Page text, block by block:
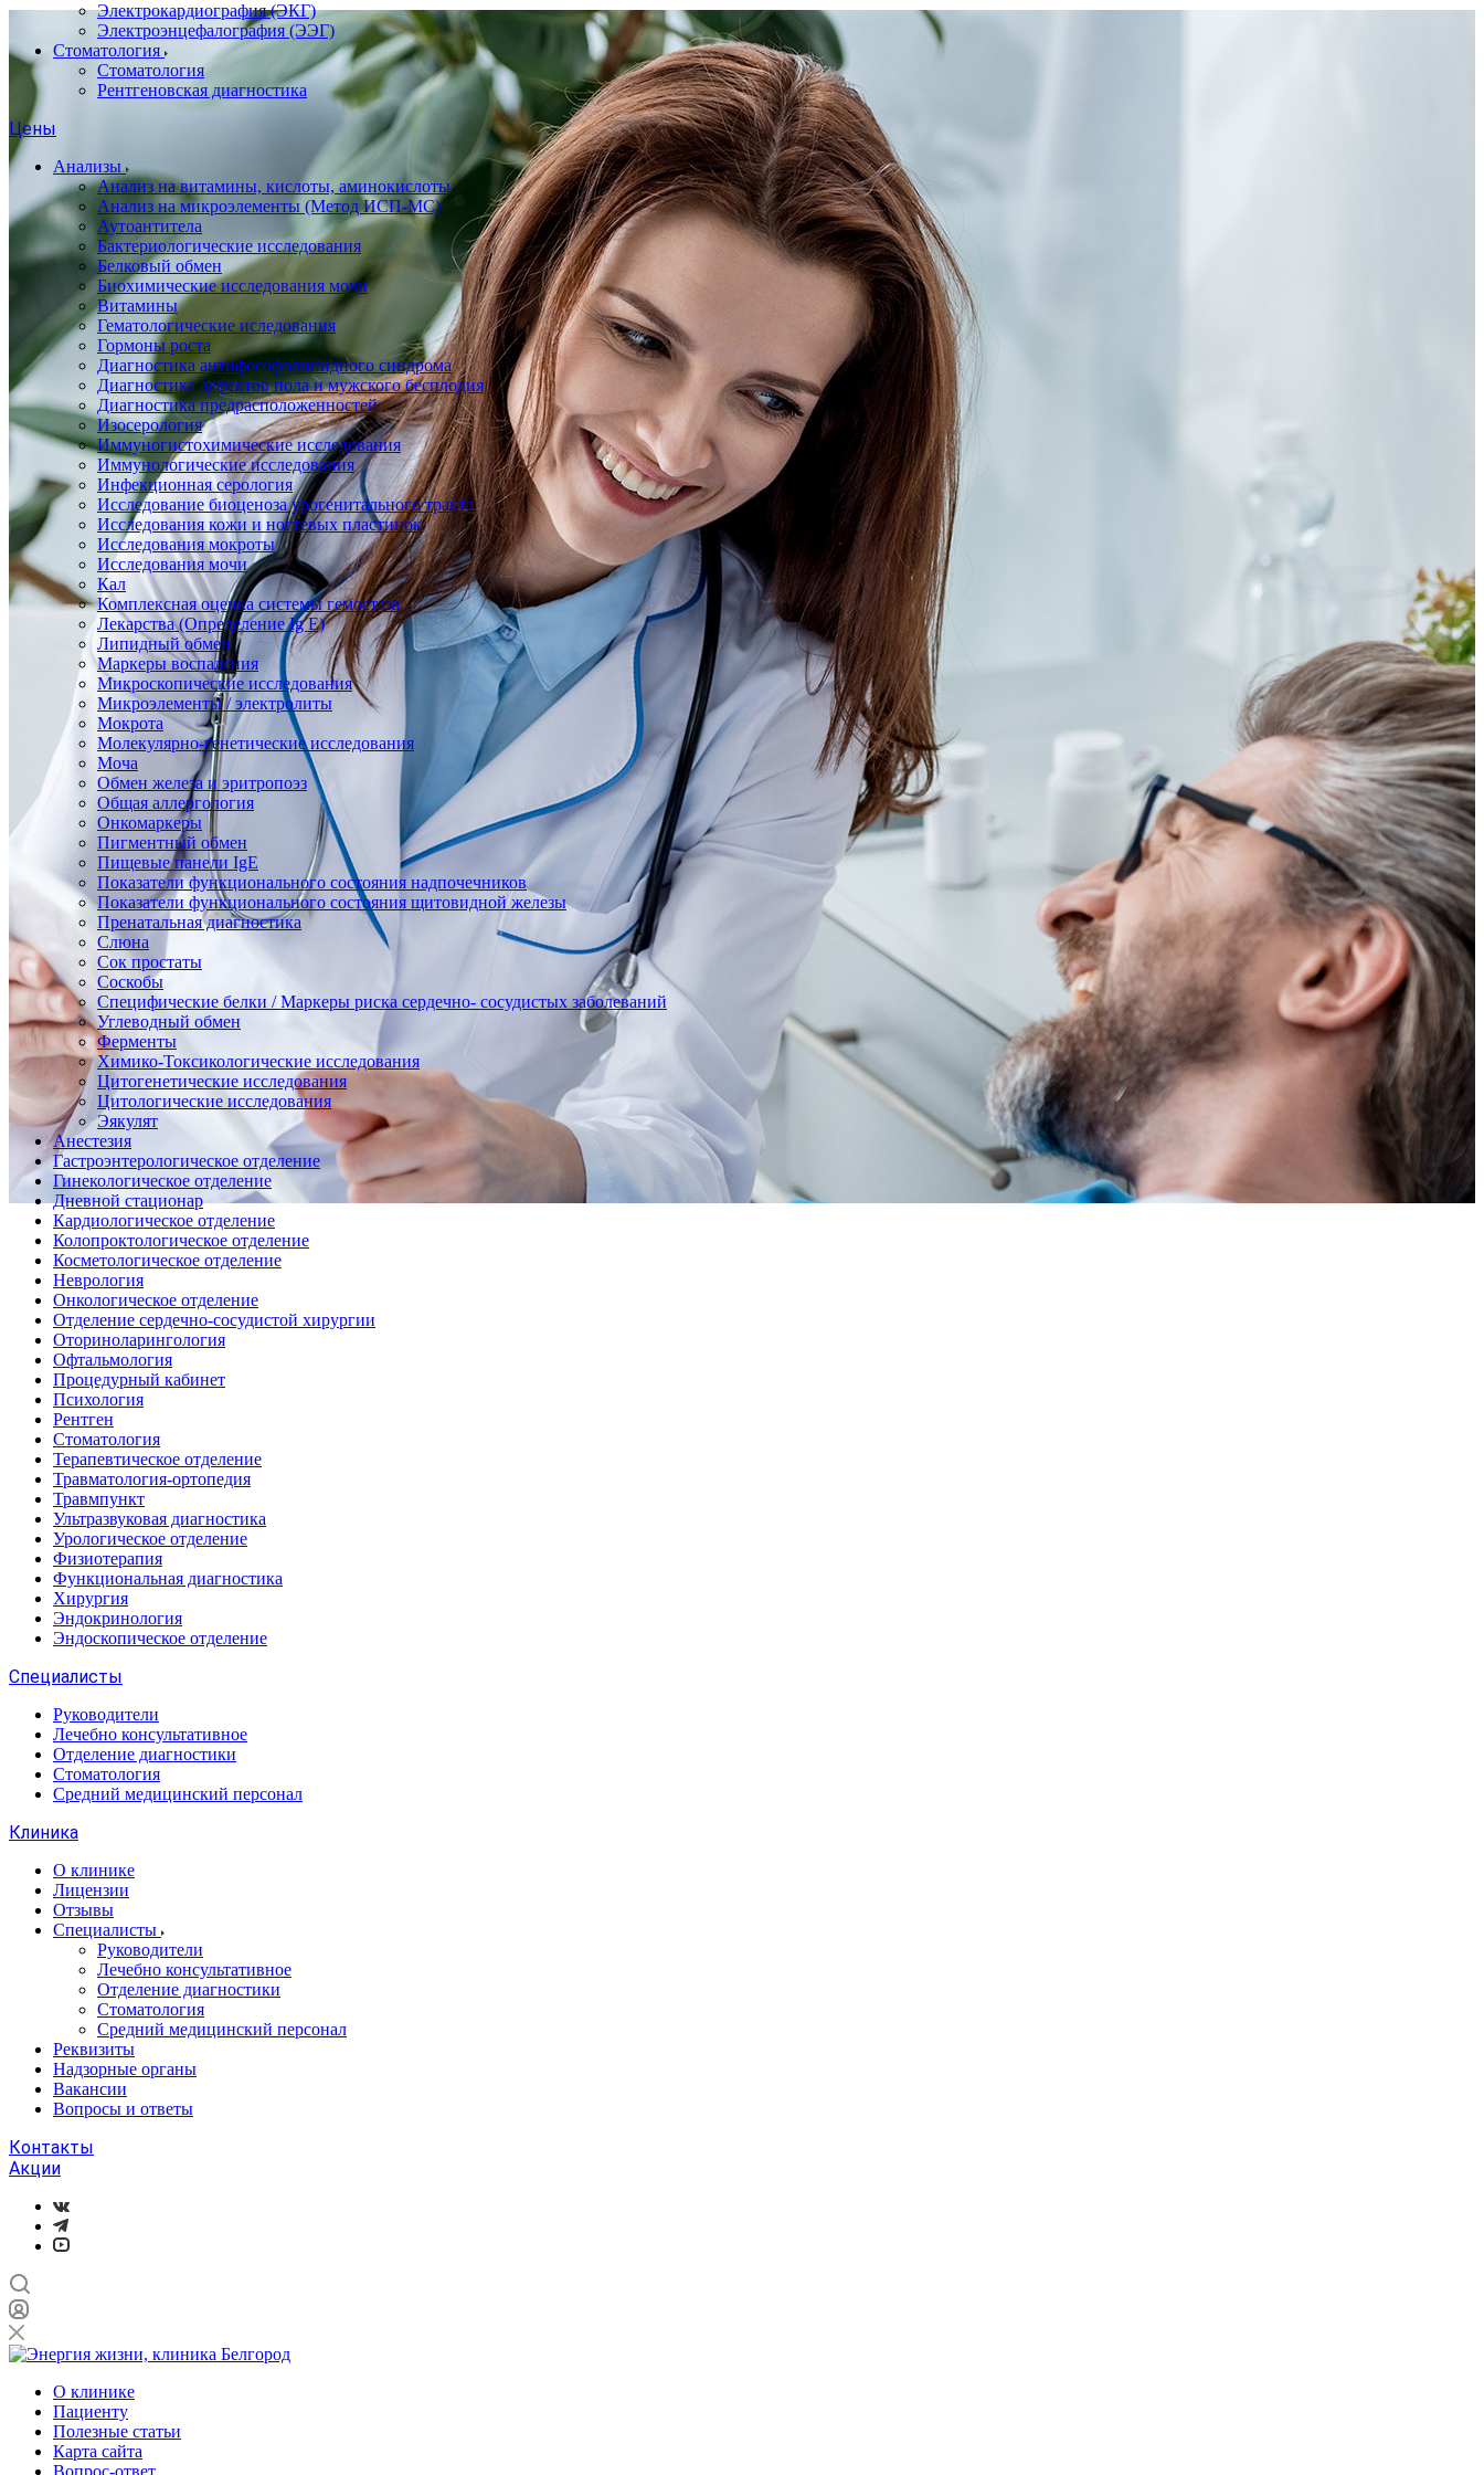
Электрокардиография (ЭКГ)
Электроэнцефалография (ЭЭГ)
Стоматология
Стоматология
Рентгеновская диагностика
Цены
Анализы
Анализ на витамины, кислоты, аминокислоты
Анализ на микроэлементы (Метод ИСП-МС)
Аутоантитела
Бактериологические исследования
Белковый обмен
Биохимические исследования мочи
Витамины
Гематологические иследования
Гормоны роста
Диагностика антифософолипидного синдрома
Диагностика дефектов пола и мужского бесплодия
Диагностика предрасположенностей
Изосерология
Иммуногистохимические исследования
Иммунологические исследования
Инфекционная серология
Исследование биоценоза урогенитального тракта
Исследования кожи и ногтевых пластинок
Исследования мокроты
Исследования мочи
Кал
Комплексная оценка системы гемостаза
Лекарства (Определение Ig E)
Липидный обмен
Маркеры воспаления
Микроскопические исследования
Микроэлементы / электролиты
Мокрота
Молекулярно-генетические исследования
Моча
Обмен железа и эритропоэз
Общая аллергология
Онкомаркеры
Пигментный обмен
Пищевые панели IgE
Показатели функционального состояния надпочечников
Показатели функционального состояния щитовидной железы
Пренатальная диагностика
Слюна
Сок простаты
Соскобы
Специфические белки / Маркеры риска сердечно- сосудистых заболеваний
Углеводный обмен
Ферменты
Химико-Токсикологические исследования
Цитогенетические исследования
Цитологические исследования
Эякулят
Анестезия
Гастроэнтерологическое отделение
Гинекологическое отделение
Дневной стационар
Кардиологическое отделение
Колопроктологическое отделение
Косметологическое отделение
Неврология
Онкологическое отделение
Отделение сердечно-сосудистой хирургии
Оториноларингология
Офтальмология
Процедурный кабинет
Психология
Рентген
Стоматология
Терапевтическое отделение
Травматология-ортопедия
Травмпункт
Ультразвуковая диагностика
Урологическое отделение
Физиотерапия
Функциональная диагностика
Хирургия
Эндокринология
Эндоскопическое отделение
Специалисты
Руководители
Лечебно консультативное
Отделение диагностики
Стоматология
Средний медицинский персонал
Клиника
О клинике
Лицензии
Отзывы
Специалисты
Руководители
Лечебно консультативное
Отделение диагностики
Стоматология
Средний медицинский персонал
Реквизиты
Надзорные органы
Вакансии
Вопросы и ответы
Контакты
Акции
О клинике
Пациенту
Полезные статьи
Карта сайта
Вопрос-ответ